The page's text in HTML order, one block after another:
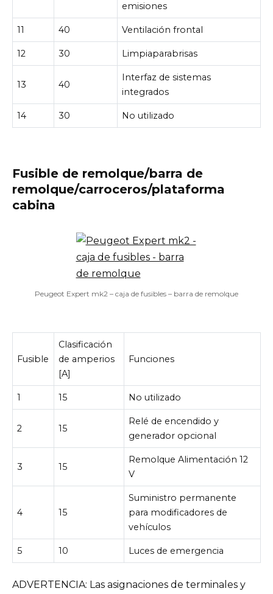
emisiones
11 40 Ventilación frontal
12 30 Limpiaparabrisas
13 40
Interfaz de sistemas
integrados
14 30 No utilizado
Fusible de remolque/barra de
remolque/carroceros/plataforma
cabina
Peugeot Expert mk2 – caja de fusibles – barra de remolque
Fusible
Clasificación
de amperios
[A]
Funciones
1 15 No utilizado
2 15
Relé de encendido y
generador opcional
3 15
Remolque Alimentación 12
V
4 15
Suministro permanente
para modificadores de
vehículos
5 10 Luces de emergencia
ADVERTENCIA: Las asignaciones de terminales y